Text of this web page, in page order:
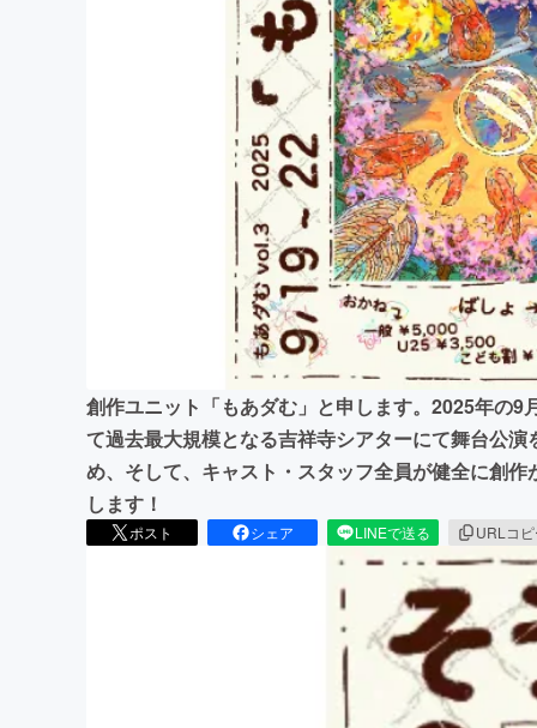
映像・映画
ビジネス・起業
まちづくり・地域活性化
創作ユニット「もあダむ」と申します。2025年の
て過去最大規模となる吉祥寺シアターにて舞台公
め、そして、キャスト・スタッフ全員が健全に創
します！
ポスト シェア LINEで送る URLコ